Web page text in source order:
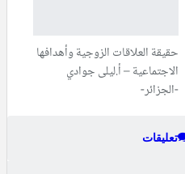
حقيقة العلاقات الزوجية وأهدافها
الاجتماعية – أ.ليلى جوادي
-الجزائر-
تعليقات